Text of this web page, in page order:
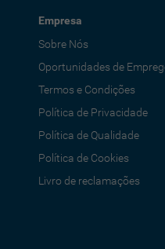
Empresa
Sobre Nós
Oportunidades de
Termos e Condições
Política de Privacidade
Política de Qualidade
Política de Cookies
Livro de reclamações